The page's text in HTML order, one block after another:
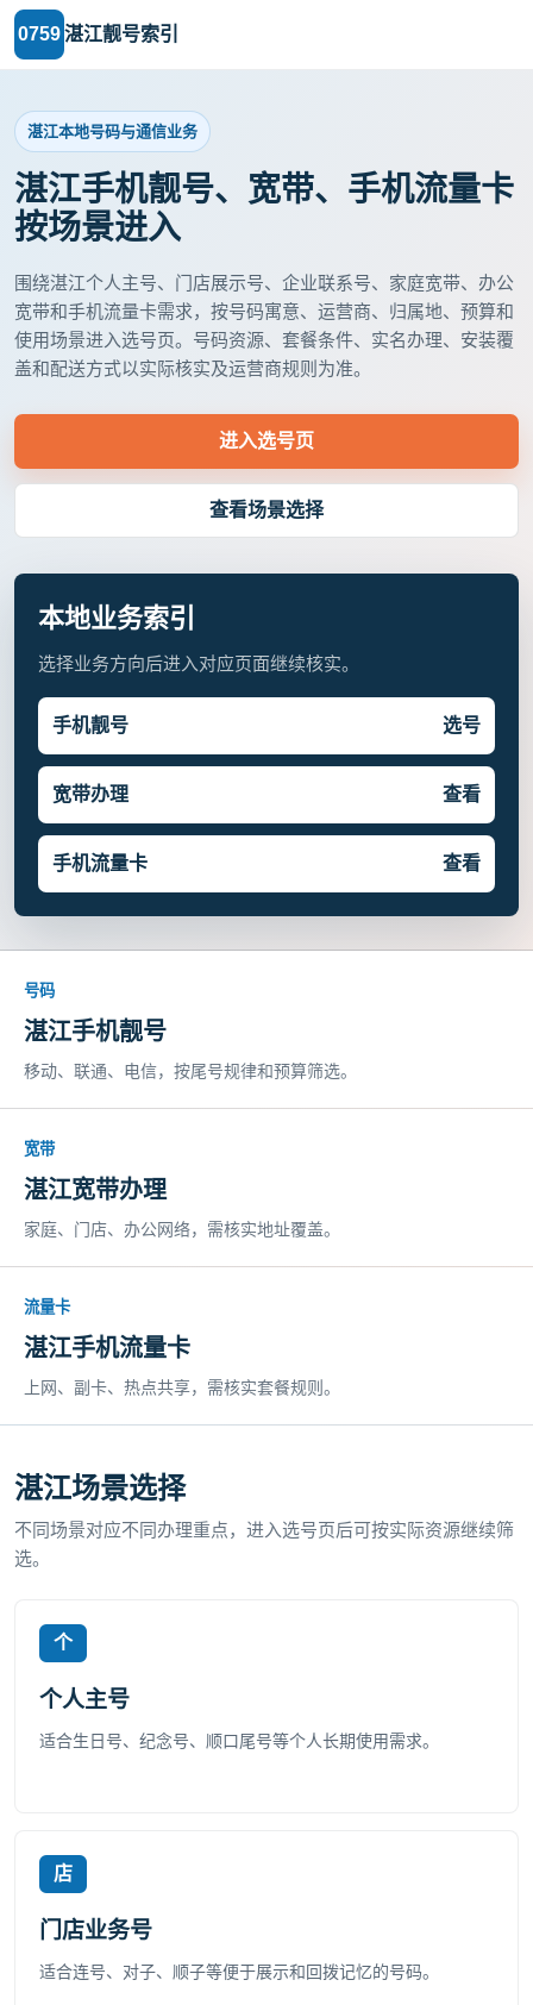
0759湛江靓号索引
湛江本地号码与通信业务
湛江手机靓号、宽带、手机流量卡
按场景进入
围绕湛江个人主号、门店展示号、企业联系号、家庭宽带、办公
宽带和手机流量卡需求，按号码寓意、运营商、归属地、预算和
使用场景进入选号页。号码资源、套餐条件、实名办理、安装覆
盖和配送方式以实际核实及运营商规则为准。
进入选号页
查看场景选择
本地业务索引
选择业务方向后进入对应页面继续核实。
手机靓号 选号
宽带办理 查看
手机流量卡 查看
号码
湛江手机靓号
移动、联通、电信，按尾号规律和预算筛选。
宽带
湛江宽带办理
家庭、门店、办公网络，需核实地址覆盖。
流量卡
湛江手机流量卡
上网、副卡、热点共享，需核实套餐规则。
湛江场景选择
不同场景对应不同办理重点，进入选号页后可按实际资源继续筛
选。
个
个人主号
适合生日号、纪念号、顺口尾号等个人长期使用需求。
店
门店业务号
适合连号、对子、顺子等便于展示和回拨记忆的号码。